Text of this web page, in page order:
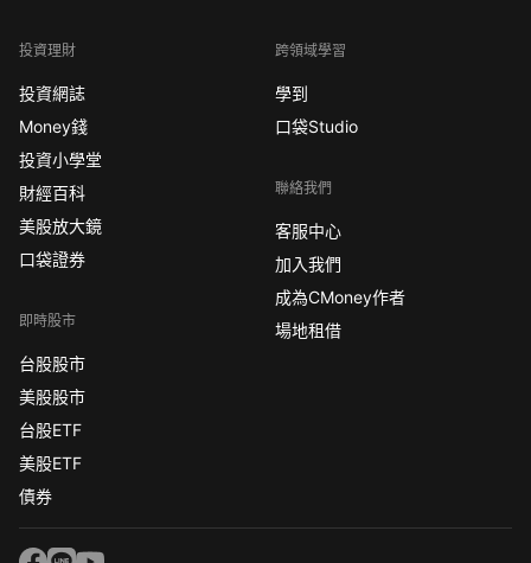
投資理財
投資網誌
Money錢
投資小學堂
財經百科
美股放大鏡
口袋證券
即時股市
台股股市
美股股市
台股ETF
美股ETF
債券
跨領域學習
學到
口袋Studio
聯絡我們
客服中心
加入我們
成為CMoney作者
場地租借